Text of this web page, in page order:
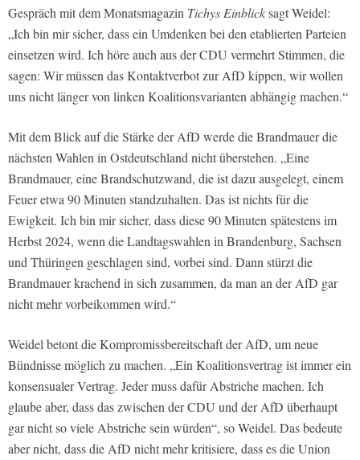
Gespräch mit dem Monatsmagazin Tichys Einblicksagt Weidel:
„Ich bin mir sicher, dass ein Umdenken bei den etablierten Parteien
einsetzen wird. Ich höre auch aus der CDU vermehrt Stimmen, die
sagen: Wir müssen das Kontaktverbot zur AfD kippen, wir wollen
uns nicht länger von linken Koalitionsvarianten abhängig machen.“
Mit dem Blick auf die Stärke der AfD werde die Brandmauer die
nächsten Wahlen in Ostdeutschland nicht überstehen. „Eine
Brandmauer, eine Brandschutzwand, die ist dazu ausgelegt, einem
Feuer etwa 90 Minuten standzuhalten. Das ist nichts für die
Ewigkeit. Ich bin mir sicher, dass diese 90 Minuten spätestens im
Herbst 2024, wenn die Landtagswahlen in Brandenburg, Sachsen
und Thüringen geschlagen sind, vorbei sind. Dann stürzt die
Brandmauer krachend in sich zusammen, da man an der AfD gar
nicht mehr vorbeikommen wird.“
Weidel betont die Kompromissbereitschaft der AfD, um neue
Bündnisse möglich zu machen. „Ein Koalitionsvertrag ist immer ein
konsensualer Vertrag. Jeder muss dafür Abstriche machen. Ich
glaube aber, dass das zwischen der CDU und der AfD überhaupt
gar nicht so viele Abstriche sein würden“, so Weidel. Das bedeute
aber nicht, dass die AfD nicht mehr kritisiere, dass es die Union